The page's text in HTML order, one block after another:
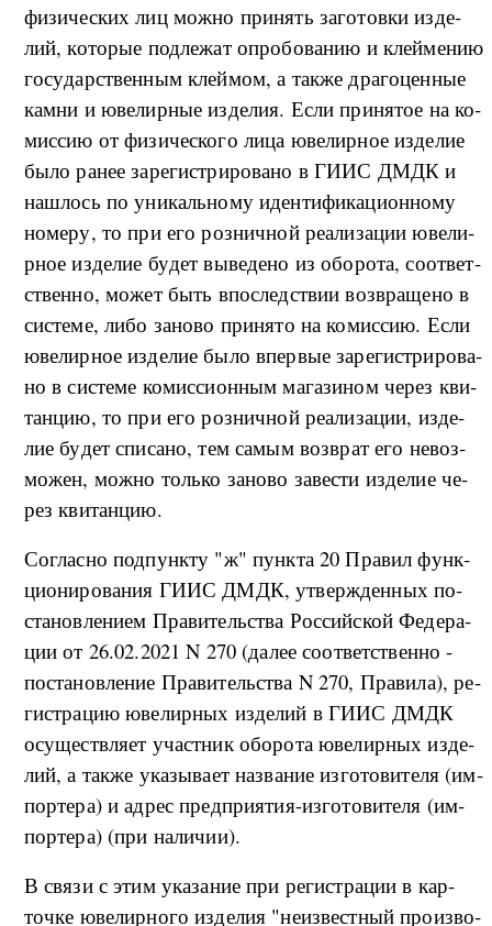
фи­зи­че­ских лиц мо­ж­но при­нять за­го­то­в­ки из­де­
лий, ко­то­рые под­ле­жат опро­бо­ва­нию и клей­ме­нию
го­су­дар­ствен­ным клей­мом, а та­к­же дра­го­цен­ные
ка­м­ни и юве­ли­р­ные из­де­лия. Ес­ли при­ня­тое на ко­
мис­сию от фи­зи­че­ско­го ли­ца юве­ли­р­ное из­де­лие
бы­ло ра­нее за­ре­ги­стри­ро­ва­но в ГИИС ДМДК и
на­ш­лось по уни­каль­но­му иден­ти­фи­ка­ци­он­но­му
но­ме­ру, то при его роз­ни­ч­ной ре­а­ли­за­ции юве­ли­
р­ное из­де­лие бу­дет вы­ве­де­но из обо­ро­та, со­о­т­вет­
ствен­но, мо­жет быть впо­след­ствии воз­вра­ще­но в
си­сте­ме, ли­бо за­но­во при­ня­то на ко­мис­сию. Ес­ли
юве­ли­р­ное из­де­лие бы­ло впе­р­вые за­ре­ги­стри­ро­ва­
но в си­сте­ме ко­мис­си­он­ным ма­га­зи­ном че­рез кви­
тан­цию, то при его роз­ни­ч­ной ре­а­ли­за­ции, из­де­
лие бу­дет спи­са­но, тем са­мым воз­врат его не­воз­
мо­жен, мо­ж­но толь­ко за­но­во за­ве­сти из­де­лие че­
рез кви­тан­цию.
Со­глас­но под­пун­к­ту "ж" пун­к­та 20 Пра­вил фун­к­
ци­о­ни­ро­ва­ния ГИИС ДМДК, утвер­ж­ден­ных по­
ста­но­в­ле­ни­ем Пра­ви­тель­ства Рос­сий­ской Фе­де­ра­
ции от 26.02.2021 N 270 (да­лее со­о­т­вет­ствен­но -
по­ста­но­в­ле­ние Пра­ви­тель­ства N 270, Пра­ви­ла), ре­
ги­стра­цию юве­ли­р­ных из­де­лий в ГИИС ДМДК
осу­ще­ств­ля­ет участ­ник обо­ро­та юве­ли­р­ных из­де­
лий, а та­к­же ука­зы­ва­ет на­з­ва­ние из­го­то­ви­те­ля (и­м­
пор­те­ра) и ад­рес пред­при­я­тия-из­го­то­ви­те­ля (и­м­
пор­те­ра) (при на­ли­чии).
В свя­зи с этим ука­за­ние при ре­ги­стра­ции в кар­
точ­ке юве­ли­р­но­го из­де­лия "не­из­ве­ст­ный про­из­во­